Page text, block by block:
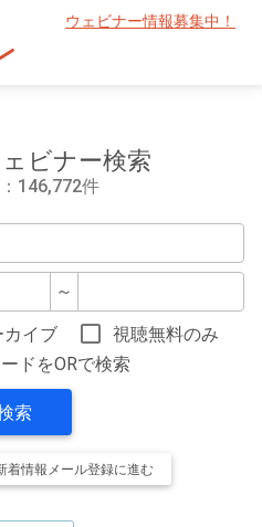
ウェビナー情報募集中！
ビナー検索
146,772件
～
カイブ
視聴無料のみ
ドをORで検索
索
着情報メール登録に進む